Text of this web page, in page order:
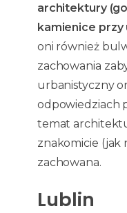
architektury
kamienice przy
oni również
zachowania
urbanistyczny
odpowiedziach
temat
znakomicie (jak
zachowana.
Lublin